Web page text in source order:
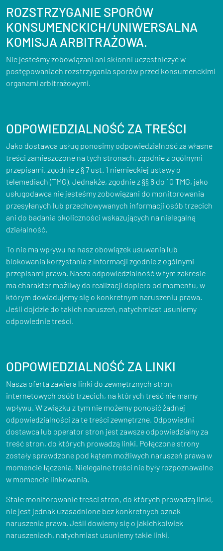
ROZSTRZYGANIE SPORÓW
KONSUMENCKICH/UNIWERSALNA
KOMISJA ARBITRAŻOWA.
Nie jesteśmy zobowiązani ani skłonni uczestniczyć w
postępowaniach rozstrzygania sporów przed konsumenckimi
organami arbitrażowymi.
ODPOWIEDZIALNOŚĆ ZA TREŚCI
Jako dostawca usług ponosimy odpowiedzialność za własne
treści zamieszczone na tych stronach, zgodnie z ogólnymi
przepisami, zgodnie z § 7 ust. 1 niemieckiej ustawy o
telemediach (TMG). Jednakże, zgodnie z §§ 8 do 10 TMG, jako
usługodawca nie jesteśmy zobowiązani do monitorowania
przesyłanych lub przechowywanych informacji osób trzecich
ani do badania okoliczności wskazujących na nielegalną
działalność.
To nie ma wpływu na nasz obowiązek usuwania lub
blokowania korzystania z informacji zgodnie z ogólnymi
przepisami prawa. Nasza odpowiedzialność w tym zakresie
ma charakter możliwy do realizacji dopiero od momentu, w
którym dowiadujemy się o konkretnym naruszeniu prawa.
Jeśli dojdzie do takich naruszeń, natychmiast usuniemy
odpowiednie treści.
ODPOWIEDZIALNOŚĆ ZA LINKI
Nasza oferta zawiera linki do zewnętrznych stron
internetowych osób trzecich, na których treść nie mamy
wpływu. W związku z tym nie możemy ponosić żadnej
odpowiedzialności za te treści zewnętrzne. Odpowiedni
dostawca lub operator stron jest zawsze odpowiedzialny za
treść stron, do których prowadzą linki. Połączone strony
zostały sprawdzone pod kątem możliwych naruszeń prawa w
momencie łączenia. Nielegalne treści nie były rozpoznawalne
w momencie linkowania.
Stałe monitorowanie treści stron, do których prowadzą linki,
nie jest jednak uzasadnione bez konkretnych oznak
naruszenia prawa. Jeśli dowiemy się o jakichkolwiek
naruszeniach, natychmiast usuniemy takie linki.